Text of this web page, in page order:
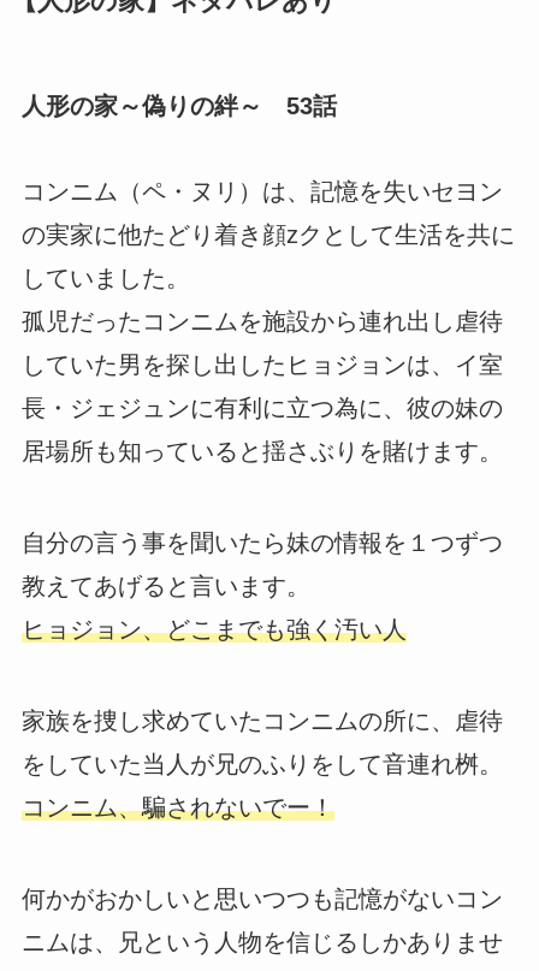
人形の家～偽りの絆～ 53話
コンニム（ペ・ヌリ）は、記憶を失いセヨン
の実家に他たどり着き顔zクとして生活を共に
していました。
孤児だったコンニムを施設から連れ出し虐待
していた男を探し出したヒョジョンは、イ室
長・ジェジュンに有利に立つ為に、彼の妹の
居場所も知っていると揺さぶりを賭けます。
自分の言う事を聞いたら妹の情報を１つずつ
教えてあげると言います。
ヒョジョン、どこまでも強く汚い人
家族を捜し求めていたコンニムの所に、虐待
をしていた当人が兄のふりをして音連れ桝。
コンニム、騙されないでー！
何かがおかしいと思いつつも記憶がないコン
ニムは、兄という人物を信じるしかありませ